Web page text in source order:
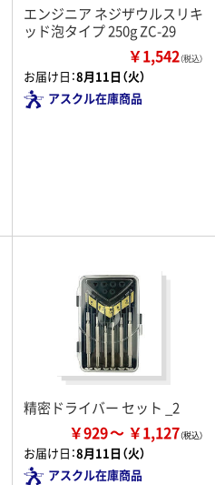
エンジニア ネジザウルスリキ
ッド泡タイプ 250g ZC-29
￥1,542（税込）
お届け日：8月11日（火）
アスクル在庫商品
精密ドライバー セット _2
￥929 ￥1,127
お届け日：8月11日（火）
アスクル在庫商品